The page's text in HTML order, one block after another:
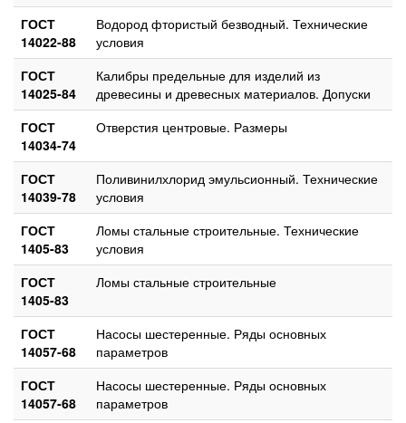
ГОСТ
14022-88
Водород фтористый безводный. Технические
условия
ГОСТ
14025-84
Калибры предельные для изделий из
древесины и древесных материалов. Допуски
ГОСТ
14034-74
Отверстия центровые. Размеры
ГОСТ
14039-78
Поливинилхлорид эмульсионный. Технические
условия
ГОСТ
1405-83
Ломы стальные строительные. Технические
условия
ГОСТ
1405-83
Ломы стальные строительные
ГОСТ
14057-68
Насосы шестеренные. Ряды основных
параметров
ГОСТ
14057-68
Насосы шестеренные. Ряды основных
параметров